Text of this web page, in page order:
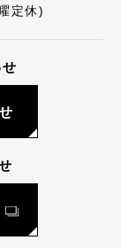
定休)